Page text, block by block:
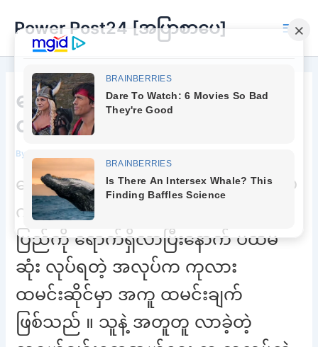
content
Power Post24 [အပြာစာပေ]
Main
ရှေ့ကဆိုလဲအိုကေ နောက်ကဆို
လဲပိုအိုကေပေါ့ရှင့်
By
စောပီဖိုး တစ်ယောက် ထိုင်းနိုင်ငံ နယ်စပ်
က ဒုက္ခသည်စခန်းကနေပြီး အမေရိကန်
ပြည်ကို ရောက်ရှိလာပြီးနောက် ပထမ
ဆုံး လုပ်ရတဲ့ အလုပ်က ကုလား
ထမင်းဆိုင်မှာ အကူ ထမင်းချက်
ဖြစ်သည် ။ သူနဲ့ အတူတူ လာခဲ့တဲ့